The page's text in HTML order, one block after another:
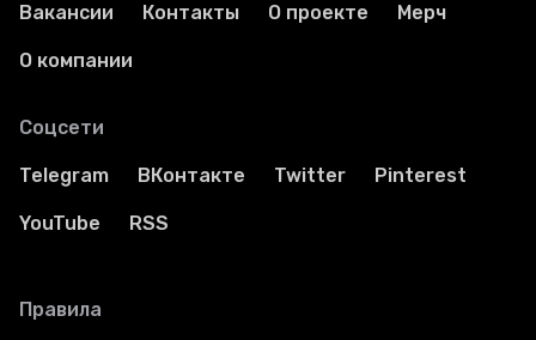
Вакансии Контакты О проекте Мерч
О компании
Соцсети
Telegram ВКонтакте Twitter Pinterest
YouTube RSS
Правила